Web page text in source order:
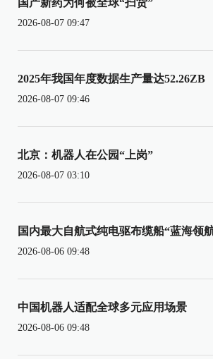
2026-08-07 09:47
2025年我国年度数据生产量达52.26ZB
2026-08-07 09:46
北京：机器人在公园“上岗”
2026-08-07 03:10
国内最大自航式纯电驱布缆船“蓝海领
2026-08-06 09:48
中国机器人适配全球多元应用场景
2026-08-06 09:48